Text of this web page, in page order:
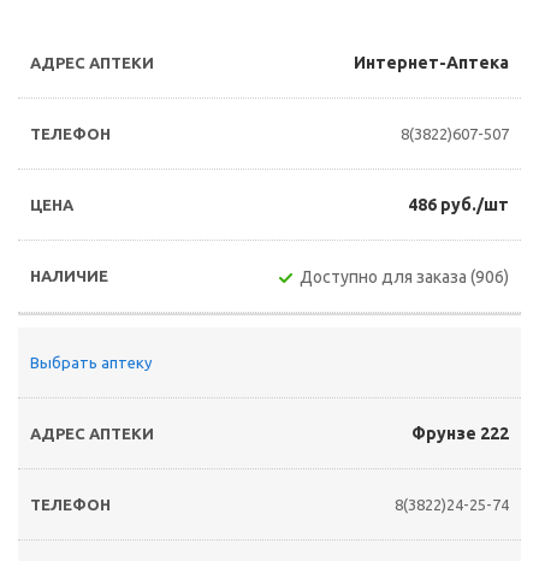
Интернет-Аптека
8(3822)607-507
486 руб./шт
Доступно для заказа (906)
Выбрать аптеку
Фрунзе 222
8(3822)24-25-74